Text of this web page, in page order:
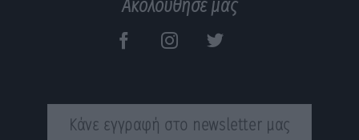
Ακολούθησέ μας
Κάνε εγγραφή στο newsletter μας